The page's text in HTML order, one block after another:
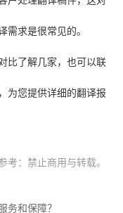
需求是很常见的。
比了解几家，也可以联
为您提供详细的翻译报
：禁止商用与转载。
务和保障？